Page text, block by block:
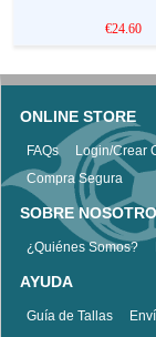
€24.60
ONLINE STORE
FAQs Login/Crear
Compra Segura
SOBRE
¿Quiénes Somos?
AYUDA
Guía de Tallas